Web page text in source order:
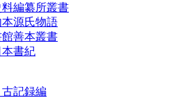
編纂所叢書
源氏物語
善本叢書
書紀
記録編